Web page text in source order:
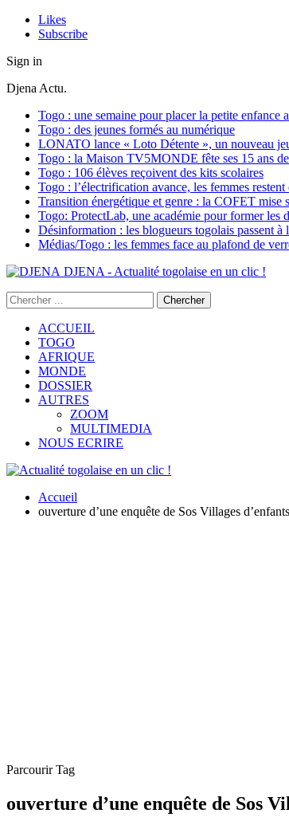
Likes
Subscribe
Sign in
Djena Actu.
Togo : une semaine pour placer la petite enfance
Togo : des jeunes formés au numérique
LONATO lance « Loto Détente », un nouveau
Togo : la Maison TV5MONDE fête ses 15 ans de
Togo : 106 élèves reçoivent des kits scolaires
Togo : l’électrification avance, les femmes restent
Transition énergétique et genre : la COFET mise
Togo: ProtectLab, une académie pour former les
Désinformation : les blogueurs togolais passent à
Médias/Togo : les femmes face au plafond de
DJENA - Actualité togolaise en un clic !
ACCUEIL
TOGO
AFRIQUE
MONDE
DOSSIER
AUTRES
ZOOM
MULTIMEDIA
NOUS ECRIRE
Accueil
ouverture d’une enquête de Sos Villages
Parcourir Tag
ouverture d’une enquête de Sos